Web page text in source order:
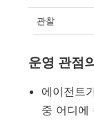
관찰
운영 관점
에이전트
중 어디에